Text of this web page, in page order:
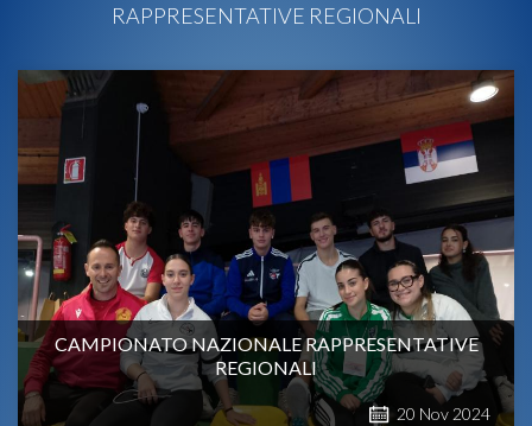
RAPPRESENTATIVE REGIONALI
CAMPIONATO NAZIONALE RAPPRESENTATIVE
REGIONALI
20 Nov 2024